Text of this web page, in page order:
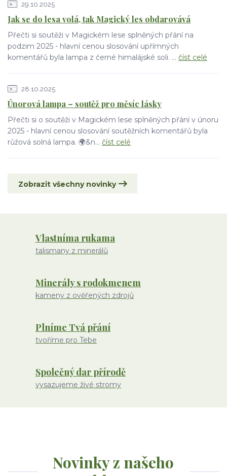
29.10.2025
Jak se do lesa volá, tak Magický les obdarovává
Přečti si soutěži v Magickém lese splněných přání na
podzim 2025 - hlavní cenou slosování upřímných
komentářů byla lampa z černé himalájské soli. ... číst celé
28.10.2025
Únorová lampa – soutěž pro měsíc lásky
Přečti si o soutěži v Magickém lese splněných přání v únoru
2025 - hlavní cenou slosování soutěžních komentářů byla
růžová solná lampa. 🌍&n... číst celé
Zobrazit všechny novinky
Vlastníma rukama
talismany z minerálů
Minerály s rodokmenem
kameny z ověřených zdrojů
Plníme Tvá přání
tvoříme pro Tebe
Společný dar přírodě
vysazujeme živé stromy
Novinky z našeho